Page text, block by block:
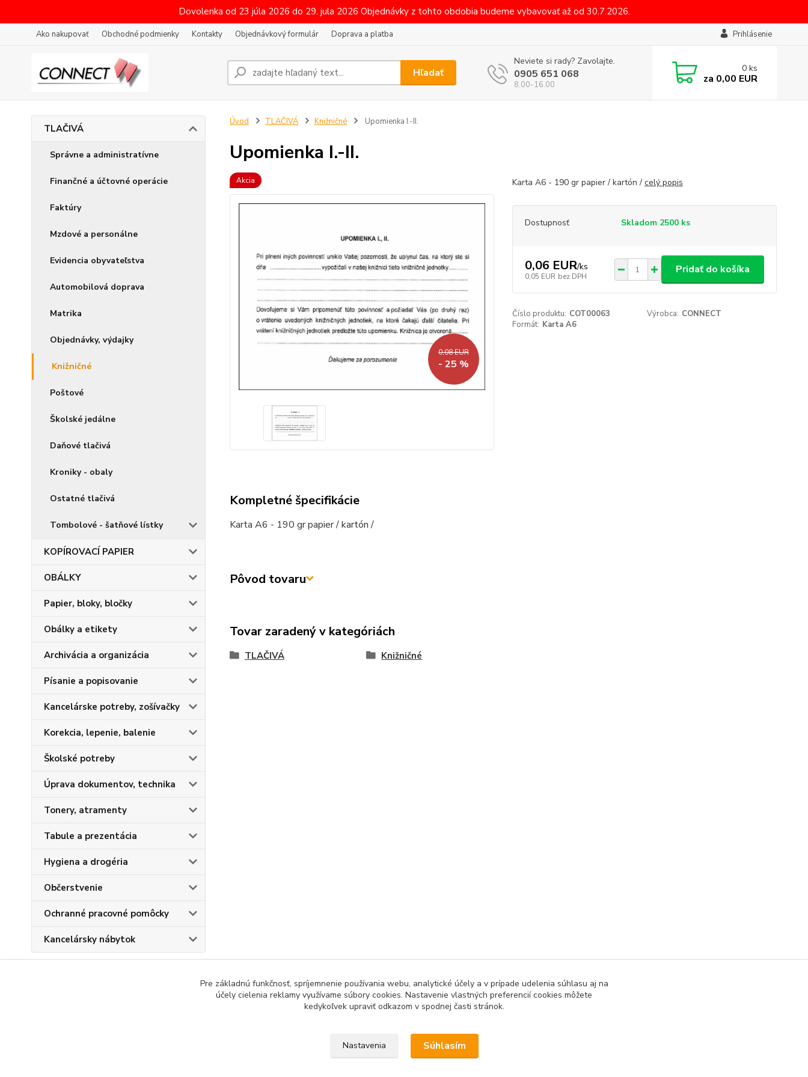
Dovolenka od 23 júla 2026 do 29. jula 2026 Objednávky z tohto obdobia budeme vybavovať až od 30.7.2026.
Ako nakupovať Obchodné podmienky Kontakty Objednávkový formulár Doprava a platba Prihlásenie
Hľadať
Neviete si rady? Zavolajte.
0905 651 068
8.00-16.00
0 ks
za 0,00 EUR
TLAČIVÁ
Správne a administratívne
Finančné a účtovné operácie
Faktúry
Mzdové a personálne
Evidencia obyvateľstva
Automobilová doprava
Matrika
Objednávky, výdajky
Knižničné
Poštové
Školské jedálne
Daňové tlačivá
Kroniky - obaly
Ostatné tlačivá
Tombolové - šatňové lístky
KOPÍROVACÍ PAPIER
OBÁLKY
Papier, bloky, bločky
Obálky a etikety
Archivácia a organizácia
Písanie a popisovanie
Kancelárske potreby, zošívačky
Korekcia, lepenie, balenie
Školské potreby
Úprava dokumentov, technika
Tonery, atramenty
Tabule a prezentácia
Hygiena a drogéria
Občerstvenie
Ochranné pracovné pomôcky
Kancelársky nábytok
Úvod TLAČIVÁ Knižničné Upomienka I.-II.
Upomienka I.-II.
Akcia
0,08 EUR
- 25 %
Karta A6 - 190 gr papier / kartón / celý popis
Dostupnosť Skladom 2500 ks
0,06 EUR/ks
0,05 EUR bez DPH
Pridať do košíka
Číslo produktu: COT00063 Výrobca: CONNECT
Formát: Karta A6
Kompletné špecifikácie
Karta A6 - 190 gr papier / kartón /
Pôvod tovaru
Tovar zaradený v kategóriách
TLAČIVÁ Knižničné
Upravit sběr cookies.
Pre základnú funkčnosť, spríjemnenie používania webu, analytické účely a v prípade udelenia súhlasu aj na
účely cielenia reklamy využívame súbory cookies. Nastavenie vlastných preferencií cookies môžete
kedykoľvek upraviť odkazom v spodnej časti stránok.
Nastavenia Súhlasím